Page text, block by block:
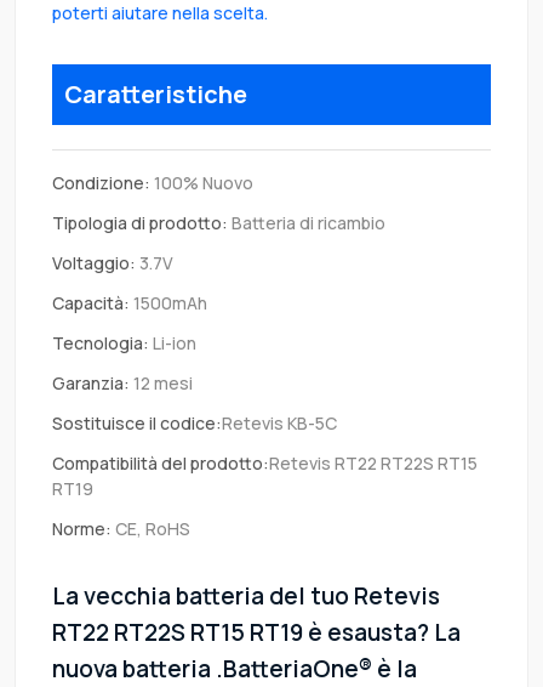
poterti aiutare nella scelta.
Caratteristiche
Condizione: 100% Nuovo
Tipologia di prodotto: Batteria di ricambio
Voltaggio: 3.7V
Capacità: 1500mAh
Tecnologia: Li-ion
Garanzia: 12 mesi
Sostituisce il codice:Retevis KB-5C
Compatibilità del prodotto:Retevis RT22 RT22S RT15
RT19
Norme: CE, RoHS
La vecchia batteria del tuo Retevis
RT22 RT22S RT15 RT19 è esausta? La
nuova batteria .BatteriaOne® è la